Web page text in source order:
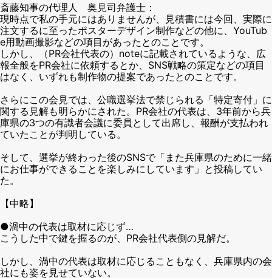
斎藤知事の代理人 奥見司弁護士：
現時点で私の手元にはありませんが、見積書には今回、実際に
注文するに至ったポスターデザイン制作などの他に、YouTub
e用動画撮影などの項目があったとのことです。
しかし、（PR会社代表の）noteに記載されているような、広
報全般をPR会社に依頼するとか、SNS戦略の策定などの項目
はなく、いずれも制作物の提案であったとのことです。
さらにこの会見では、公職選挙法で禁じられる「特定寄付」に
関する見解も明らかにされた。PR会社の代表は、3年前から兵
庫県の3つの有識者会議に委員として出席し、報酬が支払われ
ていたことが判明している。
そして、選挙が終わった後のSNSで「また兵庫県のために一緒
にお仕事ができることを楽しみにしています」と投稿してい
た。
【中略】
●渦中の代表は取材に応じず…
こうした中で鍵を握るのが、PR会社代表側の見解だ。
しかし、渦中の代表は取材に応じることもなく、兵庫県内の会
社にも姿を見せていない。